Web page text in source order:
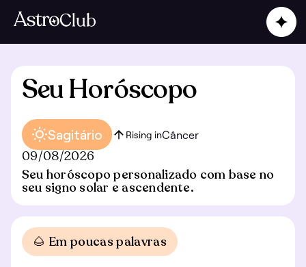
Seu Horóscopo
Sagitário Rising inCâncer
09/08/2026
Seu horóscopo personalizado com base no
seu signo solar e ascendente.
🌰 Em poucas palavras